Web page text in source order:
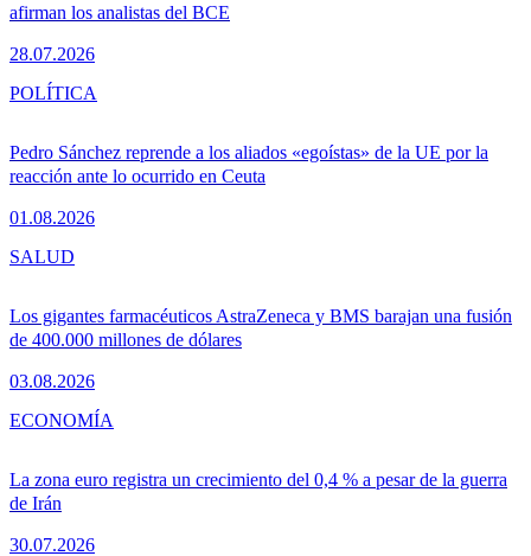
afirman los analistas del BCE
28.07.2026
Pedro Sánchez reprende a los aliados «egoístas» de la UE por la
reacción ante lo ocurrido en Ceuta
01.08.2026
POLÍTICA
Los gigantes farmacéuticos AstraZeneca y BMS barajan una fusión
de 400.000 millones de dólares
03.08.2026
SALUD
La zona euro registra un crecimiento del 0,4 % a pesar de la guerra
de Irán
30.07.2026
ECONOMÍA